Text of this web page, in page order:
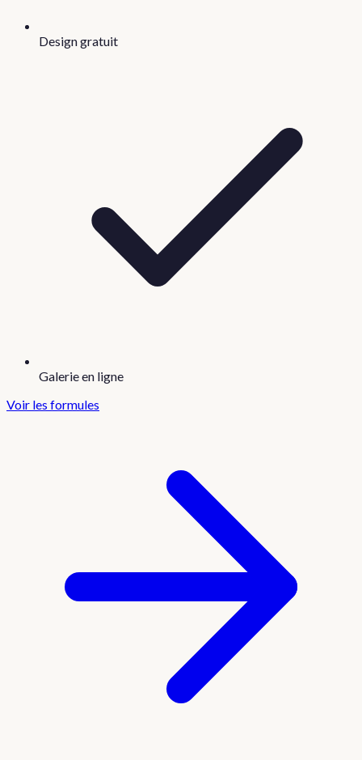
Design gratuit
Galerie en ligne
Voir les formules